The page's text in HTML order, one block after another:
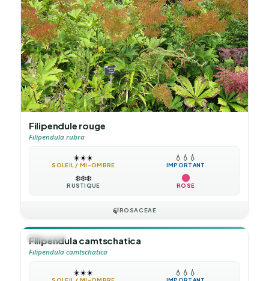
Filipendule rouge
Filipendula rubra
☀️☀️☀️
SOLEIL / MI-OMBRE
💧 💧 💧
IMPORTANT
❄️❄️❄️
RUSTIQUE ROSE
🍃ROSACEAE
🪴VIVACE
Filipendula camtschatica
Filipendula camtschatica
☀️☀️☀️ 💧 💧 💧